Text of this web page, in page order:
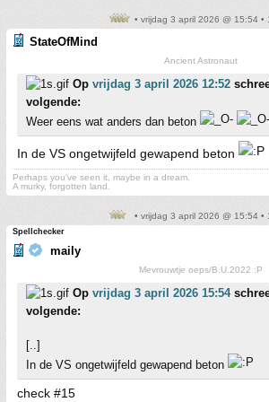
• vrijdag 3 april 2026 @ 15:54 •
StateOfMind
Ancient Astronaut
Op vrijdag 3 april 2026 12:52
volgende:
Weer eens wat anders dan beton
In de VS ongetwijfeld gewapend beton
Perhaps you've seen it, maybe in a dream.
A murky, forgotten land.
• vrijdag 3 april 2026 @ 15:54 •
Spellchecker
maily
Mevrouwtje oeps/B.U.2022 :P
Op vrijdag 3 april 2026 15:54
volgende:
[..]
In de VS ongetwijfeld gewapend beton
check #15